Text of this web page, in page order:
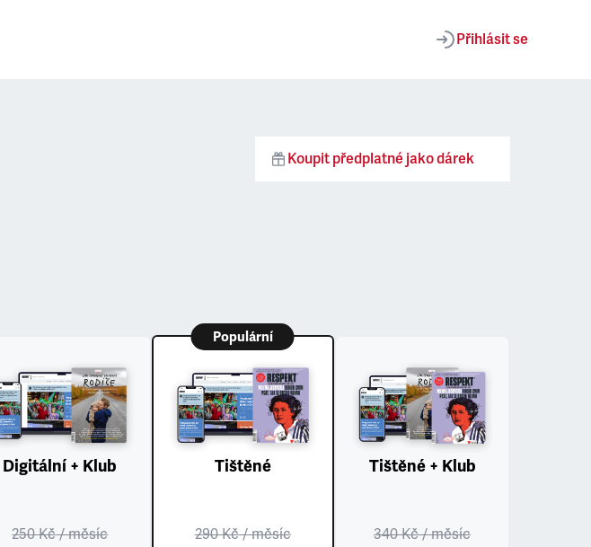
Přihlásit se
Koupit předplatné jako dárek
Digitální + Klub
250 Kč/ měsíc
Populární
Tištěné
290 Kč/ měsíc
Tištěné + Klub
340 Kč/ měsíc